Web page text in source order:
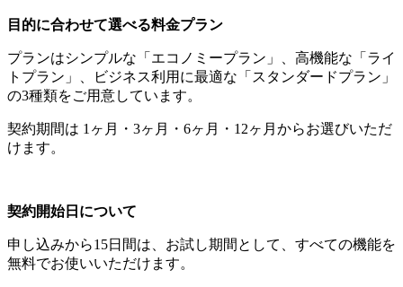
目的に合わせて選べる料金プラン
プランはシンプルな「エコノミープラン」、高機能な「ライ
トプラン」、ビジネス利用に最適な「スタンダードプラン」
の3種類をご用意しています。
契約期間は 1 ヶ月・ 3ヶ月・ 6ヶ月・ 12ヶ月からお選びいただ
けます。
契約開始日について
申し込みから15日間は、お試し期間として、すべての機能を
無料でお使いいただけます。